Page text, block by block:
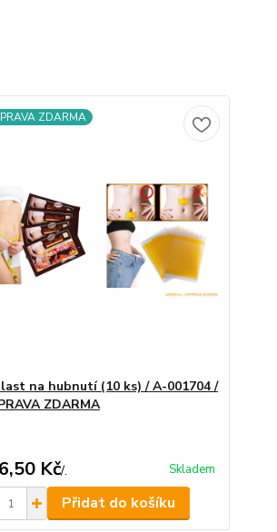
ZDARMA
na hubnutí (10 ks) / A-001704 /
ZDARMA
Kč/. Skladem
Přidat do košíku